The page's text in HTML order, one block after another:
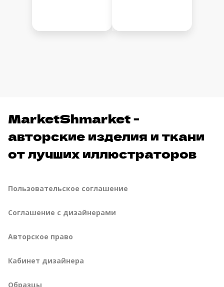
MarketShmarket -
авторские изделия и ткани
от лучших иллюстраторов
Пользовательское соглашение
Соглашение с дизайнерами
Авторское право
Кабинет дизайнера
Образцы